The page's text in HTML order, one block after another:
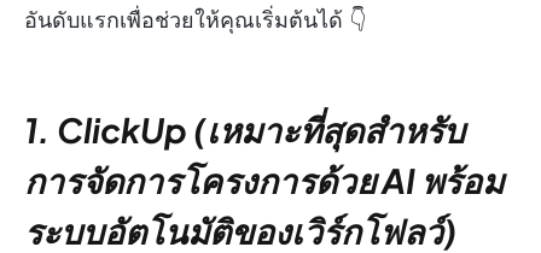
อันดับแรกเพื่อช่วยให้คุณเริ่มต้นได้ 👇
1. ClickUp (เหมาะที่สุดสำหรับ
การจัดการโครงการด้วย AI พร้อม
ระบบอัตโนมัติของเวิร์กโฟลว์)